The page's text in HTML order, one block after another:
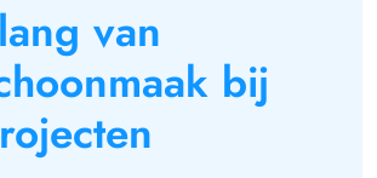
van
bij